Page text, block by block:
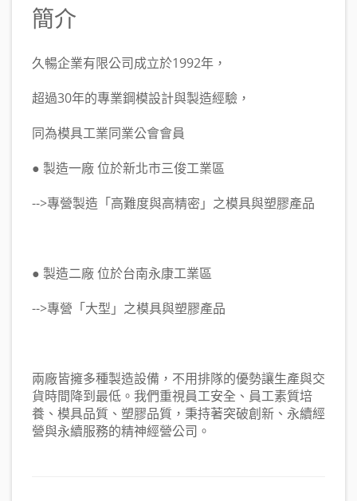
簡介
久暢企業有限公司成立於1992年，
超過30年的專業鋼模設計與製造經驗，
同為模具工業同業公會會員
● 製造一廠 位於新北市三俊工業區
-->專營製造「高難度與高精密」之模具與塑膠產品
● 製造二廠 位於台南永康工業區
-->專營「大型」之模具與塑膠產品
兩廠皆擁多種製造設備，不用排隊的優勢讓生產與交
貨時間降到最低。我們重視員工安全、員工素質培
養、模具品質、塑膠品質，秉持著突破創新、永續經
營與永續服務的精神經營公司。